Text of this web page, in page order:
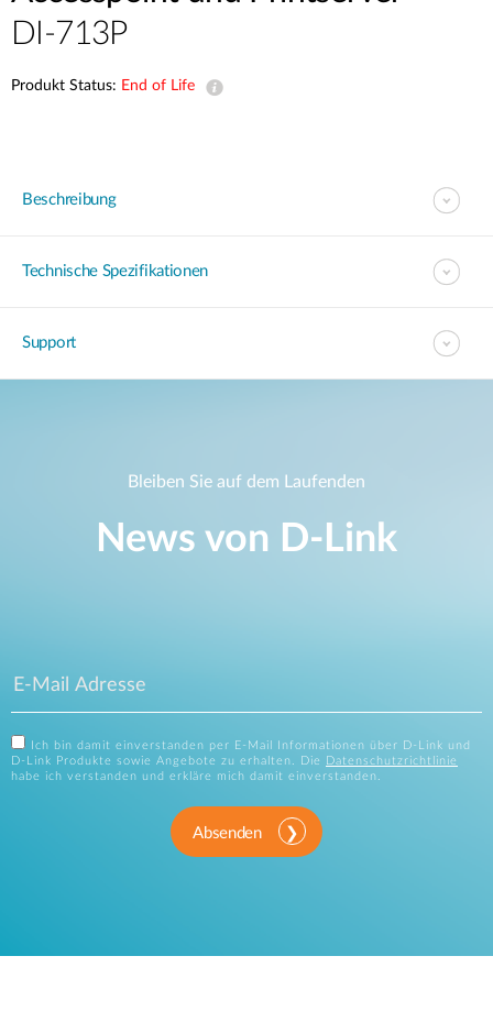
DI-713P
Produkt Status: End of Life
Beschreibung
Technische Spezifikationen
Support
Bleiben Sie auf dem Laufenden
News von D‑Link
Ich bin damit einverstanden per E-Mail Informationen über D-Link und
D-Link Produkte sowie Angebote zu erhalten. Die
Datenschutzrichtlinie
habe ich verstanden und erkläre mich damit einverstanden.
Absenden